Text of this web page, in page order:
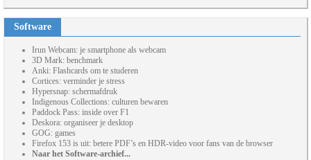
Software
Irun Webcam: je smartphone als webcam
3D Mark: benchmark
Anki: Flashcards om te studeren
Cortices: verminder je stress
Hypersnap: schermafdruk
Indigenous Collections: culturen bewaren
Paddock Pass: inside over F1
Deskora: organiseer je desktop
GOG: games
Firefox 153 is uit: betere PDF’s en HDR-video voor fans van de browser
Naar het Software-archief...